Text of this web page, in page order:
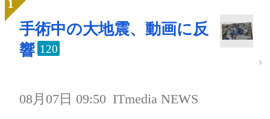
手術中の大地震、動画に反
響 120
08月07日 09:50 ITmedia NEWS